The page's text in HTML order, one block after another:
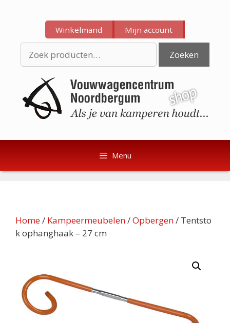
inhoud
inhoud
Winkelmand Mijn account
naar:
Zoeken
Menu
Home/ Kampeermeubelen/Opbergen/ Tentsto
k ophanghaak – 27 cm